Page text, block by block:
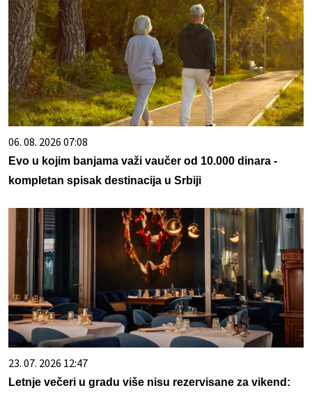
06. 08. 2026 07:08
Evo u kojim banjama važi vaučer od 10.000 dinara -
kompletan spisak destinacija u Srbiji
23. 07. 2026 12:47
Letnje večeri u gradu više nisu rezervisane za vikend: